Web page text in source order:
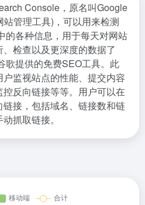
Console，原名叫Google
管理工具)，可以用来检测
的各种信息，用于每天对网站
检查以及更深度的数据了
歌提供的免费SEO工具。此
监视站点的性能、提交内容
反向链接等等。用户可以在
接，包括域名、链接数和链
抓取链接。